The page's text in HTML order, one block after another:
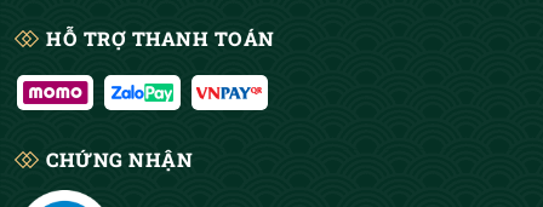
HỖ TRỢ THANH TOÁN
CHỨNG NHẬN